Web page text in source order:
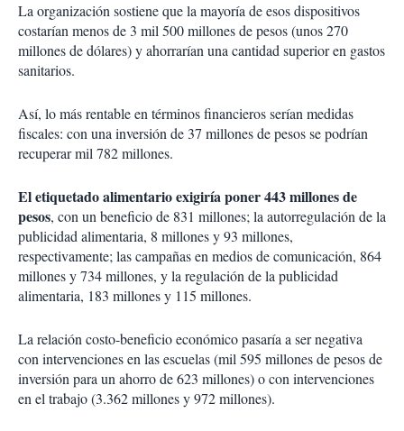
La organización sostiene que la mayoría de esos dispositivos
costarían menos de 3 mil 500 millones de pesos (unos 270
millones de dólares) y ahorrarían una cantidad superior en gastos
sanitarios.
Así, lo más rentable en términos financieros serían medidas
fiscales: con una inversión de 37 millones de pesos se podrían
recuperar mil 782 millones.
El etiquetado alimentario exigiría poner 443 millones de
pesos, con un beneficio de 831 millones; la autorregulación de la
publicidad alimentaria, 8 millones y 93 millones,
respectivamente; las campañas en medios de comunicación, 864
millones y 734 millones, y la regulación de la publicidad
alimentaria, 183 millones y 115 millones.
La relación costo-beneficio económico pasaría a ser negativa
con intervenciones en las escuelas (mil 595 millones de pesos de
inversión para un ahorro de 623 millones) o con intervenciones
en el trabajo (3.362 millones y 972 millones).